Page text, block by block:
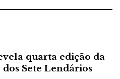
quarta edição da
dos Sete Lendários